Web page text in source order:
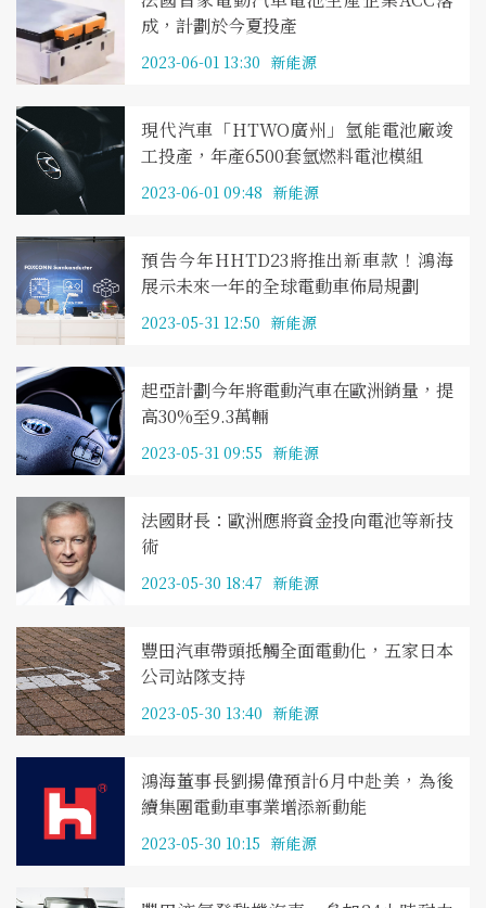
成，計劃於今夏投產
2023-06-01 13:30 新能源
現代汽車「HTWO廣州」氫能電池廠竣
工投產，年產6500套氫燃料電池模組
2023-06-01 09:48 新能源
預告今年HHTD23將推出新車款！鴻海
展示未來一年的全球電動車佈局規劃
2023-05-31 12:50 新能源
起亞計劃今年將電動汽車在歐洲銷量，提
高30%至9.3萬輛
2023-05-31 09:55 新能源
法國財長：歐洲應將資金投向電池等新技
術
2023-05-30 18:47 新能源
豐田汽車帶頭抵觸全面電動化，五家日本
公司站隊支持
2023-05-30 13:40 新能源
鴻海董事長劉揚偉預計6月中赴美，為後
續集團電動車事業增添新動能
2023-05-30 10:15 新能源